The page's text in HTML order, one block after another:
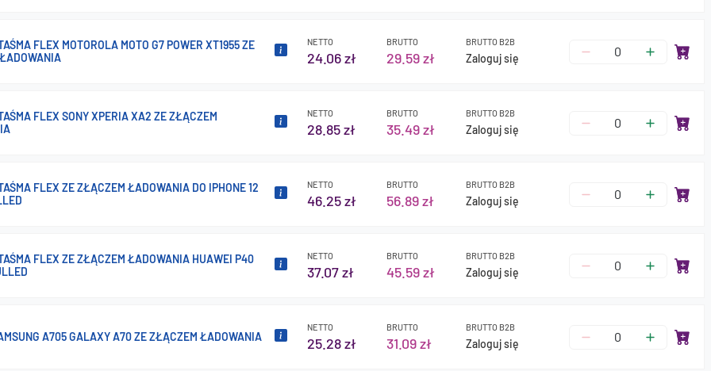
FLEX MOTOROLA MOTO G7 POWER XT1955 ZE
NETTO
24.06 zł
BRUTTO
29.59 zł
BRUTTO B2B
Zaloguj się
FLEX SONY XPERIA XA2 ZE ZŁĄCZEM
NETTO
28.85 zł
BRUTTO
35.49 zł
BRUTTO B2B
Zaloguj się
FLEX ZE ZŁĄCZEM ŁADOWANIA DO IPHONE 12
NETTO
46.25 zł
BRUTTO
56.89 zł
BRUTTO B2B
Zaloguj się
FLEX ZE ZŁĄCZEM ŁADOWANIA HUAWEI P40
NETTO
37.07 zł
BRUTTO
45.59 zł
BRUTTO B2B
Zaloguj się
A705 GALAXY A70 ZE ZŁĄCZEM ŁADOWANIA
NETTO
25.28 zł
BRUTTO
31.09 zł
BRUTTO B2B
Zaloguj się